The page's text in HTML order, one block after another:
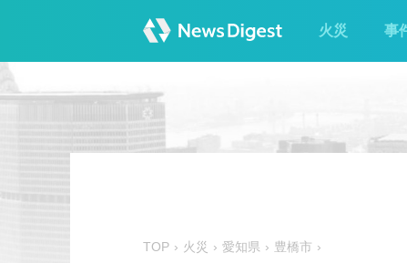
火災 事
TOP 火災 愛知県 豊橋市